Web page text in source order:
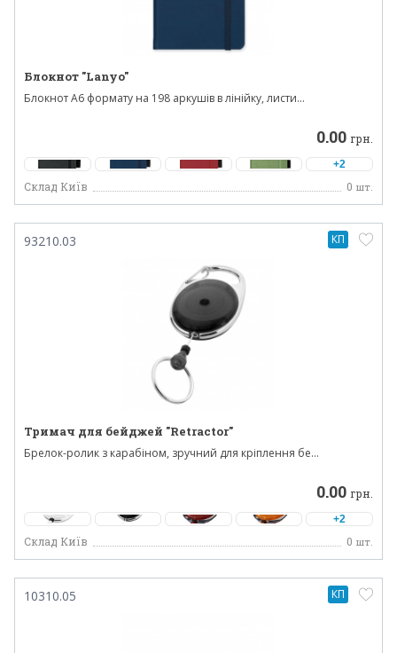
Блокнот "Lanyo"
Блокнот А6 формату на 198 аркушів в лінійку, листи...
0.00 грн.
+2
Склад Київ 0 шт.
93210.03
Тримач для бейджей "Retractor"
Брелок-ролик з карабіном, зручний для кріплення бе...
0.00 грн.
+2
Склад Київ 0 шт.
КП
10310.05 КП